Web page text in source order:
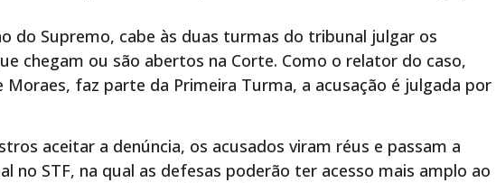
do Supremo, cabe às duas turmas do tribunal julgar os
chegam ou são abertos na Corte. Como o relator do caso,
Moraes, faz parte da Primeira Turma, a acusação é julgada por
aceitar a denúncia, os acusados viram réus e passam a
no STF, na qual as defesas poderão ter acesso mais amplo ao